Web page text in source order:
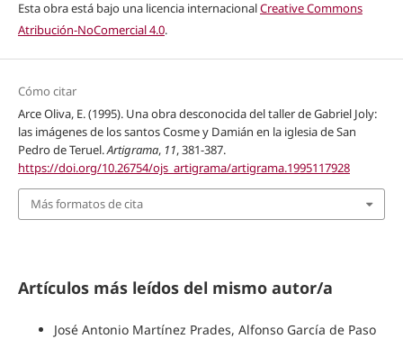
Esta obra está bajo una licencia internacionalCreative Commons
Atribución-NoComercial 4.0.
Cómo citar
Arce Oliva, E. (1995). Una obra desconocida del taller de Gabriel Joly:
las imágenes de los santos Cosme y Damián en la iglesia de San
Pedro de Teruel.Artigrama, 11, 381-387.
https://doi.org/10.26754/ojs_artigrama/artigrama.1995117928
Más formatos de cita
Artículos más leídos del mismo autor/a
José Antonio Martínez Prades, Alfonso García de Paso